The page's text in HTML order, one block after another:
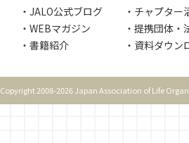
・JALO公式ブログ ・チャプター
・WEBマガジン ・提携団体・
・書籍紹介 ・資料ダウン
Copyright 2008-2026 Japan Association of Life